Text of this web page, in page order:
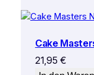
Cake
21,95 €